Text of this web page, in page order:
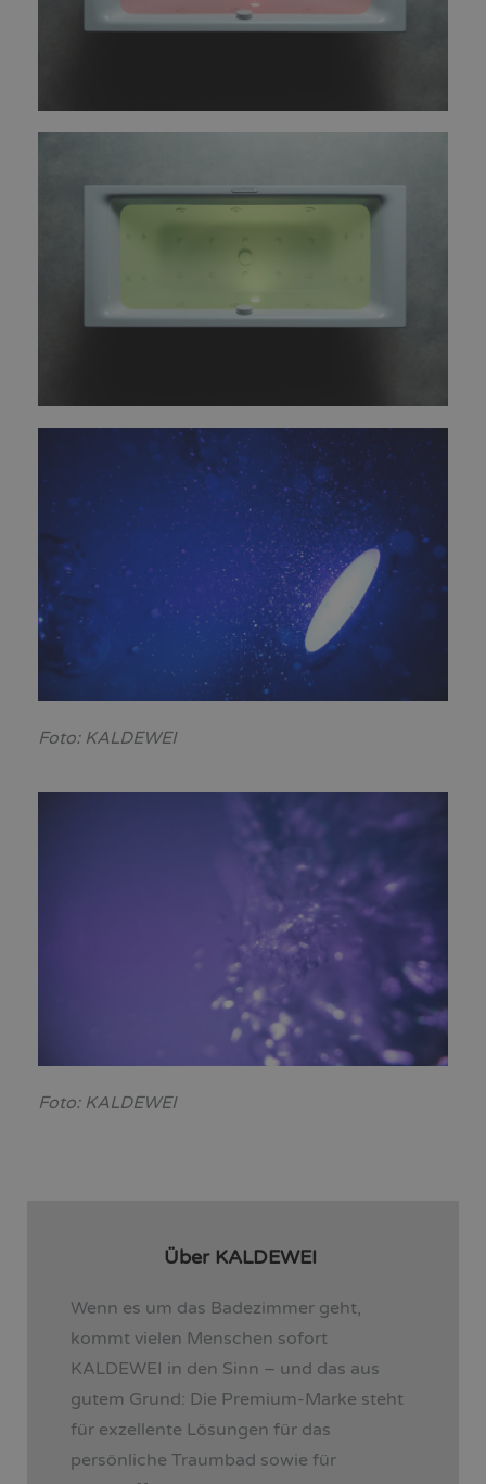
Foto: KALDEWEI
Foto: KALDEWEI
Über KALDEWEI
Wenn es um das Badezimmer geht,
kommt vielen Menschen sofort
KALDEWEI in den Sinn – und das aus
gutem Grund: Die Premium-Marke steht
für exzellente Lösungen für das
persönliche Traumbad sowie für